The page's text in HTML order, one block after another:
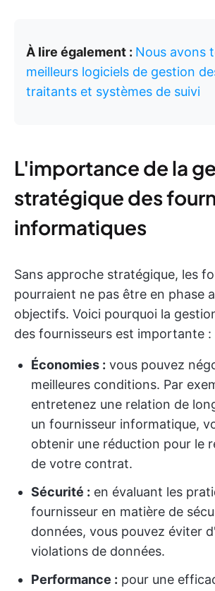
À lire également : Nous avons
meilleurs logiciels de gestion
traitants et systèmes de suivi
L'importance de la
stratégique des
informatiques
Sans approche stratégique, les
pourraient ne pas être en phase
objectifs. Voici pourquoi la
des fournisseurs est importante :
Économies : vous pouvez
meilleures conditions. Par
entretenez une relation de
un fournisseur informatique,
obtenir une réduction pour le
de votre contrat.
Sécurité : en évaluant les
fournisseur en matière de
données, vous pouvez éviter
violations de données.
Performance : pour une